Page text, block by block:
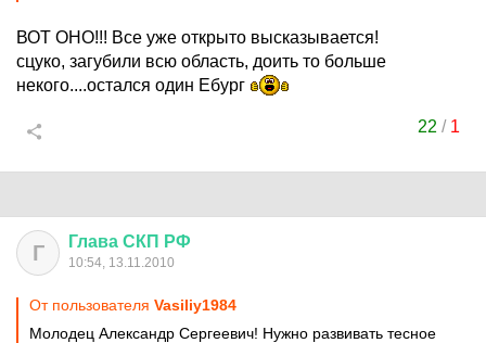
ВОТ ОНО!!! Все уже открыто высказывается!
сцуко, загубили всю область, доить то больше
некого....остался один Ебург
22 / 1
Г Глава СКП РФ
10:54, 13.11.2010
От пользователя Vasiliy1984
Молодец Александр Сергеевич! Нужно развивать тесное